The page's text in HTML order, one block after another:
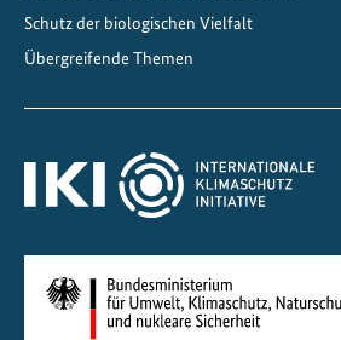
g
e
V
Schutz der biologischen Vielfalt
Übergreifende Themen